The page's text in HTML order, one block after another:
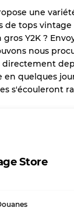
ratios
une
de tops vintage
Y2K ?
nous
directement
quelques
s'écouleront
Store